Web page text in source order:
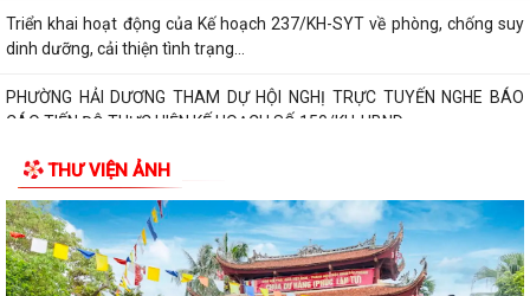
Triển khai hoạt động của Kế hoạch 237/KH-SYT về phòng, chống suy
dinh dưỡng, cải thiện tình trạng...
PHƯỜNG HẢI DƯƠNG THAM DỰ HỘI NGHỊ TRỰC TUYẾN NGHE BÁO
CÁO TIẾN ĐỘ THỰC HIỆN KẾ HOẠCH SỐ 150/KH-UBND
THƯ VIỆN ẢNH